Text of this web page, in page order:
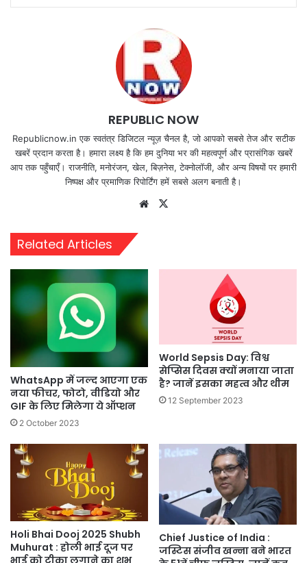
REPUBLIC NOW
Republicnow.in एक स्वतंत्र डिजिटल न्यूज़ चैनल है, जो आपको सबसे तेज और सटीक
खबरें प्रदान करता है। हमारा लक्ष्य है कि हम दुनिया भर की महत्वपूर्ण और प्रासंगिक खबरें
आप तक पहुँचाएँ। राजनीति, मनोरंजन, खेल, बिज़नेस, टेक्नोलॉजी, और अन्य विषयों पर हमारी
निष्पक्ष और प्रमाणिक रिपोर्टिंग हमें सबसे अलग बनाती है।
Website
Related Articles
WhatsApp में जल्द आएगा एक
नया फीचर, फोटो, वीडियो और
GIF के लिए मिलेगा ये ऑप्शन
2 October 2023
World Sepsis Day: विश्व
सेप्सिस दिवस क्यों मनाया जाता
है? जानें इसका महत्व और थीम
12 September 2023
Holi Bhai Dooj 2025 Shubh
Muhurat : होली भाई दूज पर
Chief Justice of India :
जस्टिस संजीव खन्ना बने भारत